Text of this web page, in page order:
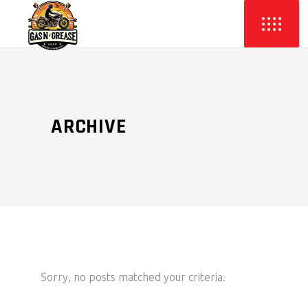
ARCHIVE
Sorry, no posts matched your criteria.